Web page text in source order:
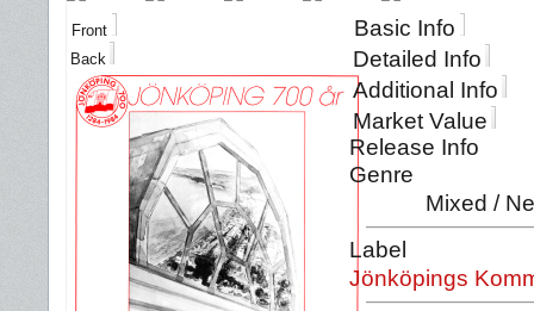
Front
Back
Basic Info
Detailed Info
Additional Info
Market Value
Release Info
Genre
Mixed /
Label
Jönköpings